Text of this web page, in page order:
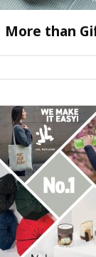
More than